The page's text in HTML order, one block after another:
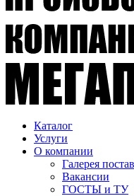
Каталог
Услуги
О компании
Галерея
Вакансии
ГОСТЫ и ТУ